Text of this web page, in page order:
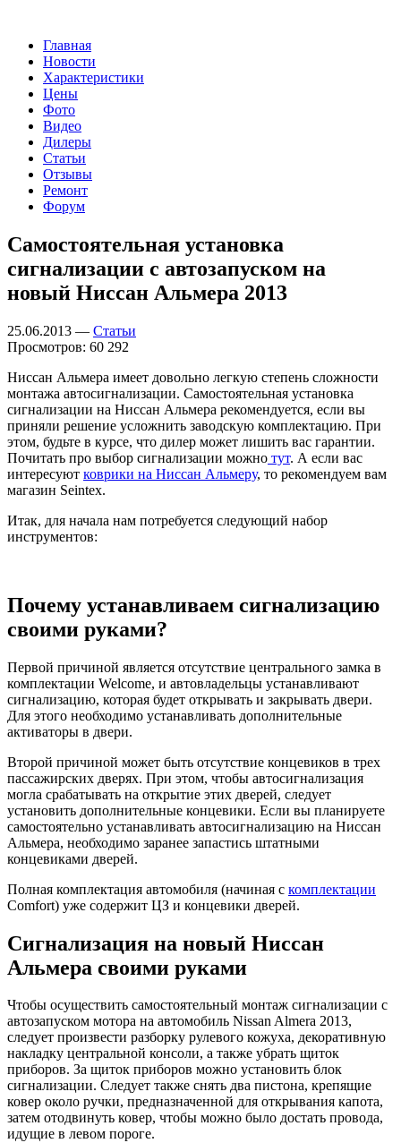
Главная
Новости
Характеристики
Цены
Фото
Видео
Дилеры
Статьи
Отзывы
Ремонт
Форум
Самостоятельная установка
сигнализации с автозапуском на
новый Ниссан Альмера 2013
25.06.2013 — Статьи
Просмотров: 60 292
Ниссан Альмера имеет довольно легкую степень сложности
монтажа автосигнализации. Самостоятельная установка
сигнализации на Ниссан Альмера рекомендуется, если вы
приняли решение усложнить заводскую комплектацию. При
этом, будьте в курсе, что дилер может лишить вас гарантии.
Почитать про выбор сигнализации можно тут. А если вас
интересуют коврики на Ниссан Альмеру, то рекомендуем вам
магазин Seintex.
Итак, для начала нам потребуется следующий набор
инструментов:
Почему устанавливаем сигнализацию
своими руками?
Первой причиной является отсутствие центрального замка в
комплектации Welcome, и автовладельцы устанавливают
сигнализацию, которая будет открывать и закрывать двери.
Для этого необходимо устанавливать дополнительные
активаторы в двери.
Второй причиной может быть отсутствие концевиков в трех
пассажирских дверях. При этом, чтобы автосигнализация
могла срабатывать на открытие этих дверей, следует
установить дополнительные концевики. Если вы планируете
самостоятельно устанавливать автосигнализацию на Ниссан
Альмера, необходимо заранее запастись штатными
концевиками дверей.
Полная комплектация автомобиля (начиная с комплектации
Comfort) уже содержит ЦЗ и концевики дверей.
Сигнализация на новый Ниссан
Альмера своими руками
Чтобы осуществить самостоятельный монтаж сигнализации с
автозапуском мотора на автомобиль Nissan Almera 2013,
следует произвести разборку рулевого кожуха, декоративную
накладку центральной консоли, а также убрать щиток
приборов. За щиток приборов можно установить блок
сигнализации. Следует также снять два пистона, крепящие
ковер около ручки, предназначенной для открывания капота,
затем отодвинуть ковер, чтобы можно было достать провода,
идущие в левом пороге.